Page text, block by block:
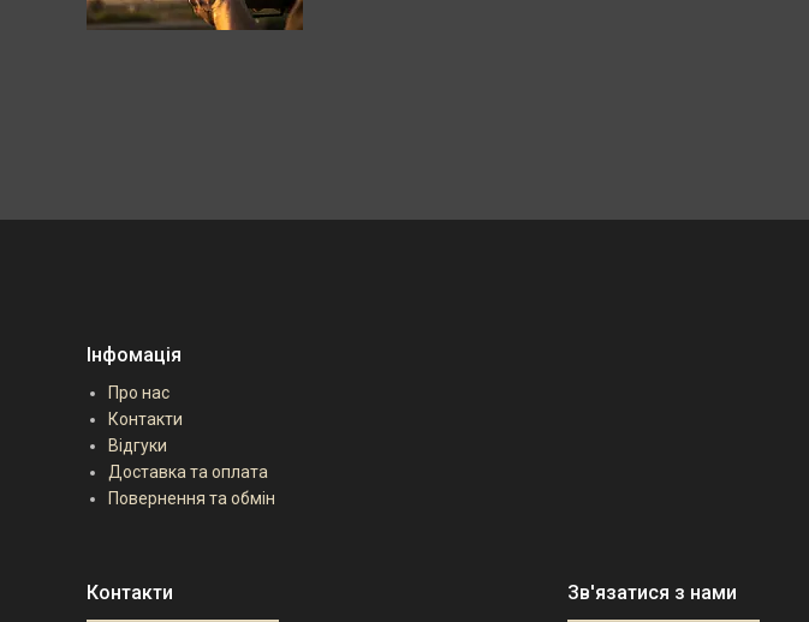
Інфомація
Про нас
Контакти
Відгуки
Доставка та оплата
Повернення та обмін